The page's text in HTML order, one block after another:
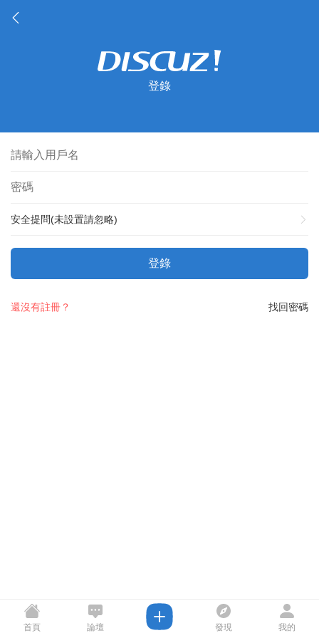
登錄
安全提問(未設置請忽略)
登錄
找回密碼
還沒有註冊？
首頁 論壇 發現 我的